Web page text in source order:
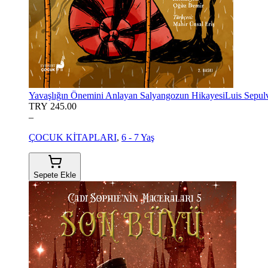
Yavaşlığın Önemini Anlayan Salyangozun HikayesiLuis
TRY 245.00
–
ÇOCUK KİTAPLARI, 6 - 7 Yaş
Sepete Ekle